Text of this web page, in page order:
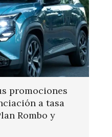
promociones
a tasa
Rombo y